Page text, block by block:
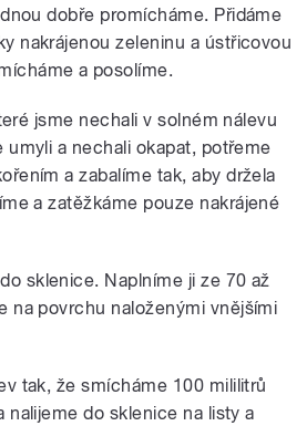
dobře promícháme. Přidáme
nakrájenou zeleninu a ústřicovou
a posolíme.
jsme nechali v solném nálevu
umyli a nechali okapat, potřeme
a zabalíme tak, aby držela
a zatěžkáme pouze nakrájené
sklenice. Naplníme ji ze 70 až
na povrchu naloženými vnějšími
tak, že smícháme 100 mililitrů
nalijeme do sklenice na listy a